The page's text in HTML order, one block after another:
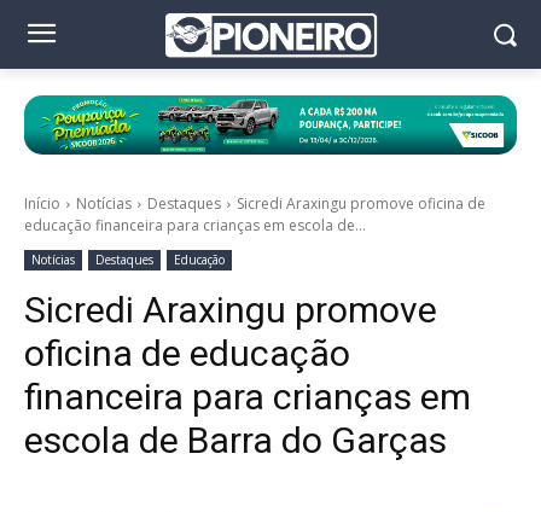
Início Notícias Destaques
Sicredi Araxingu promove oficina de
educação financeira para crianças em escola de...
Notícias Destaques Educação
Sicredi Araxingu promove
oficina de educação
financeira para crianças em
escola de Barra do Garças